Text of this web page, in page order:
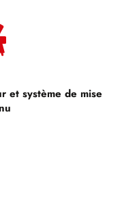
et système de mise